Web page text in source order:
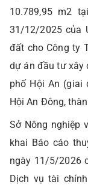
10.789,95 m2
31/12/2025 của
đất cho Công ty
dự án đầu tư xây
phố Hội An (giai
Hội An Đông,
Sở Nông nghiệp
khai Báo cáo
ngày 11/5/2026
Dịch vụ tài